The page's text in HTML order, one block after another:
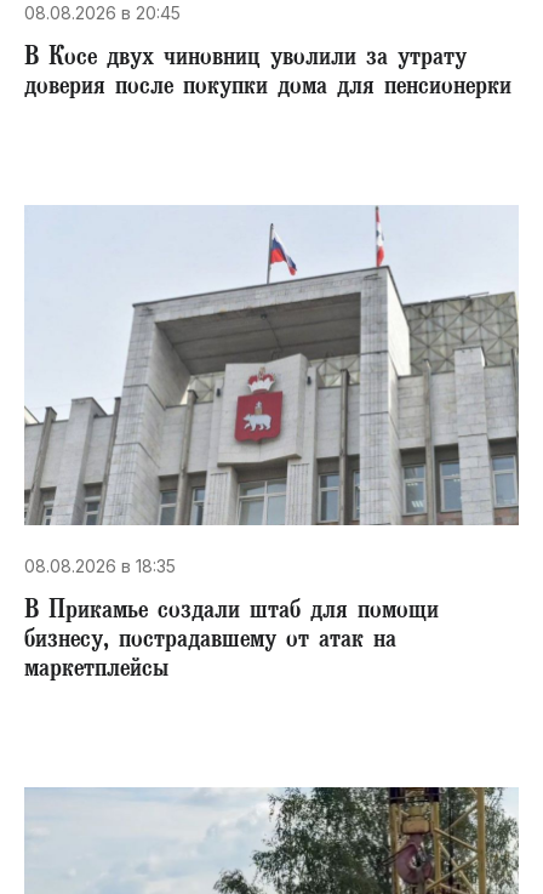
08.08.2026 в 20:45
В Косе двух чиновниц уволили за утрату
доверия после покупки дома для пенсионерки
08.08.2026 в 18:35
В Прикамье создали штаб для помощи
бизнесу, пострадавшему от атак на
маркетплейсы